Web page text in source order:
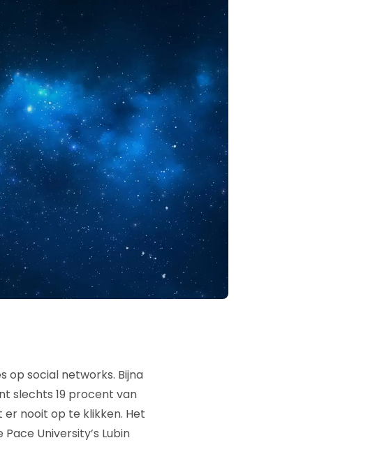
op social networks. Bijna
slechts 19 procent van
nooit op te klikken. Het
University’s Lubin